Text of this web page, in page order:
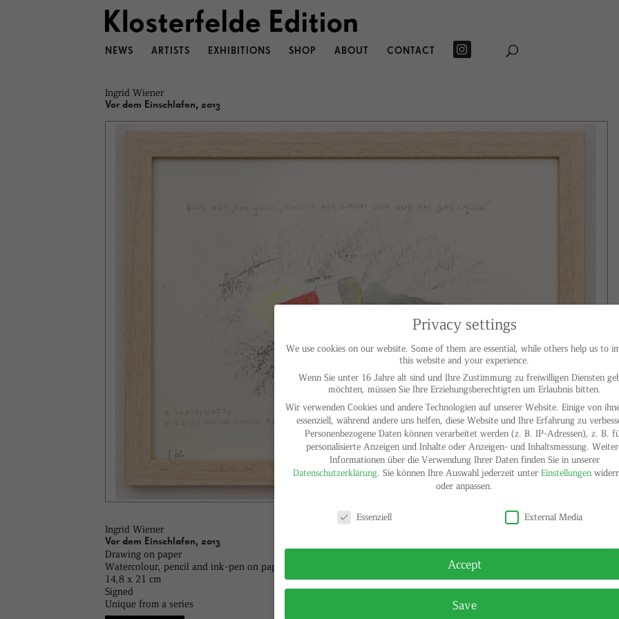
NEWS ARTISTS EXHIBITIONS SHOP ABOUT CONTACT
Ingrid Wiener
Vor dem Einschlafen, 2013
Ingrid Wiener
Vor dem Einschlafen, 2013
Drawing on paper
Watercolour, pencil and ink-pen on paper
14,8 x 21 cm
Signed
Unique from a series
Privacy settings
We use cookies on our website. Some of them are essential, while others help us to
this website and your experience.
Wenn Sie unter 16 Jahre alt sind und Ihre Zustimmung zu freiwilligen Diensten
möchten, müssen Sie Ihre Erziehungsberechtigten um Erlaubnis bitten.
Wir verwenden Cookies und andere Technologien auf unserer Website. Einige von
essenziell, während andere uns helfen, diese Website und Ihre Erfahrung zu
Personenbezogene Daten können verarbeitet werden (z. B. IP-Adressen), z. B.
personalisierte Anzeigen und Inhalte oder Anzeigen- und Inhaltsmessung.
Informationen über die Verwendung Ihrer Daten finden Sie in unserer
Datenschutzerklärung. Sie können Ihre Auswahl jederzeit unter Einstellungen
oder anpassen.
Essenziell
External Media
Accept
Save